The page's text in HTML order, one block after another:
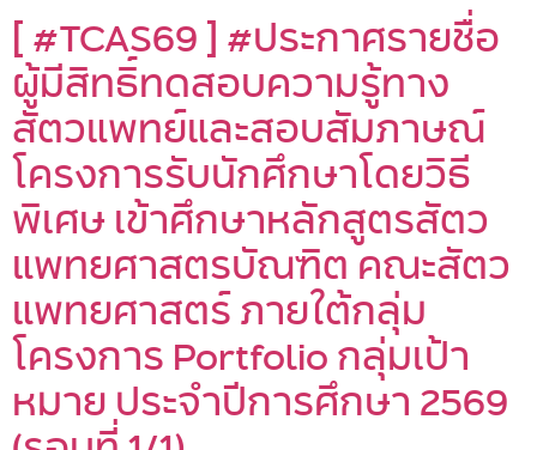
[ #TCAS69 ] #ประกาศรายชื่อ
ผู้มีสิทธิ์ทดสอบความรู้ทาง
สัตวแพทย์และสอบสัมภาษณ์
โครงการรับนักศึกษาโดยวิธี
พิเศษ เข้าศึกษาหลักสูตรสัตว
แพทยศาสตรบัณฑิต คณะสัตว
แพทยศาสตร์ ภายใต้กลุ่ม
โครงการ Portfolio กลุ่มเป้า
หมาย ประจำปีการศึกษา 2569